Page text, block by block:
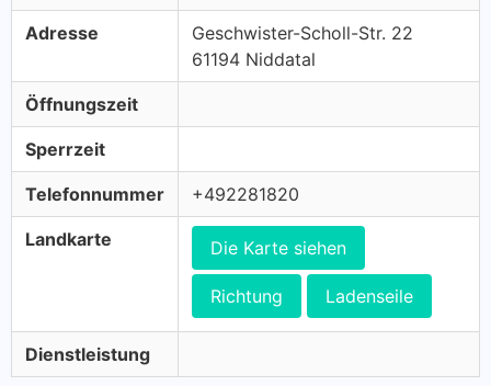
Adresse
Geschwister-Scholl-Str. 22
61194 Niddatal
Öffnungszeit
Sperrzeit
Telefonnummer +492281820
Landkarte Die Karte siehen
Richtung Ladenseile
Dienstleistung